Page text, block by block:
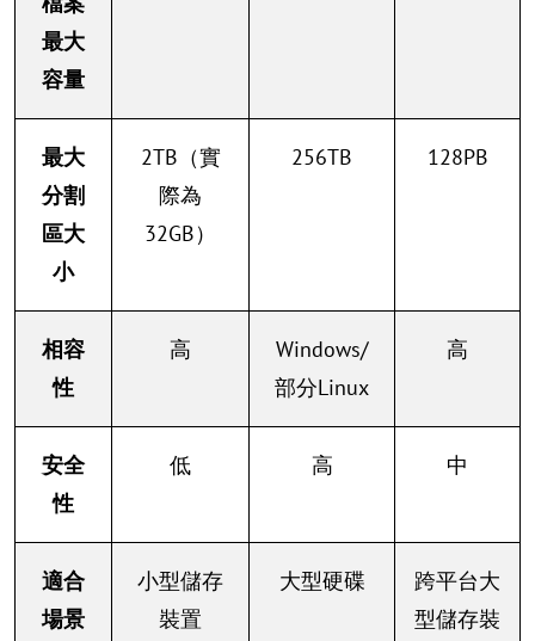
最大
容量
最大
分割
區大
小
2TB（實
際為
32GB）
256TB 128PB
相容
性
高
Windows/
部分Linux
高
安全
性
低 高 中
適合
場景
小型儲存
裝置
大型硬碟
跨平台大
型儲存裝